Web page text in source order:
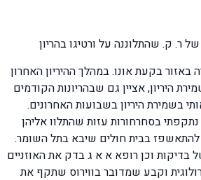
ר. ק. שהתלוננה על ורטיגו בהריון
באזור בקעת אונו. במהלך ההיריון האחרון
היריון, אציין גם שבהריונות הקודמים
בשמירת היריון בשבועות האחרונים.
נתקפתי בסחרחורות עזות שהתלוו אליהן
בבית חולים שיבא בתל השומר.
בדיקות וכן רופא א א ג בדק את האוזניים
וקבע שמדובר בווירוס שתקף את